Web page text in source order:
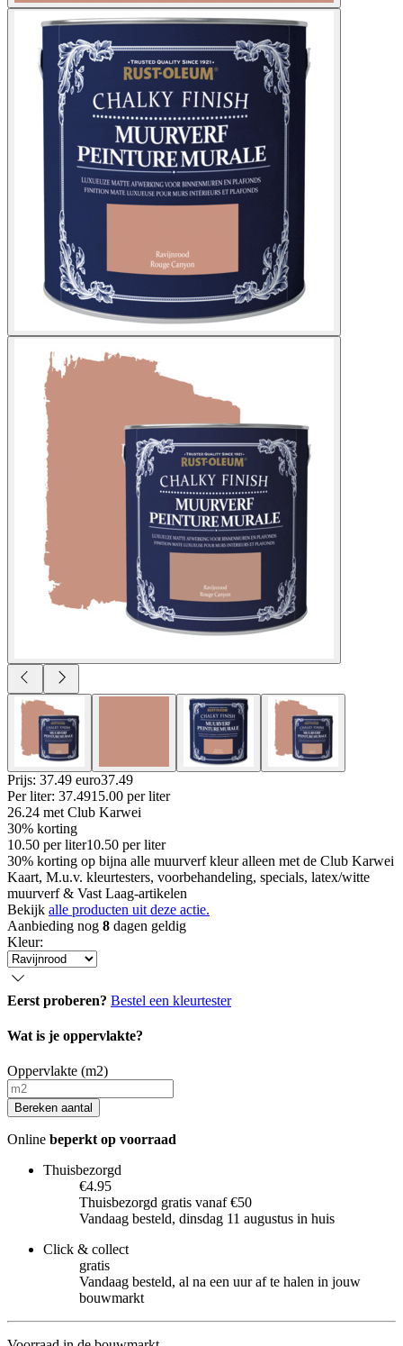
Prijs: 37.49 euro37.49
Per liter: 37.4915.00 per liter
26.24 met Club Karwei
30% korting
10.50 per liter10.50 per liter
30% korting op bijna alle muurverf kleur alleen met de Club Karwei
Kaart, M.u.v. kleurtesters, voorbehandeling, specials, latex/witte
muurverf & Vast Laag-artikelen
Bekijk alle producten uit deze actie.
Aanbieding nog 8 dagen geldig
Kleur:
Eerst proberen? Bestel een kleurtester
Wat is je oppervlakte?
Oppervlakte (m2)
Bereken aantal
Online beperkt op voorraad
Thuisbezorgd
€4.95
Thuisbezorgd gratis vanaf €50
Vandaag besteld, dinsdag 11 augustus in huis
Click & collect
gratis
Vandaag besteld, al na een uur af te halen in jouw
bouwmarkt